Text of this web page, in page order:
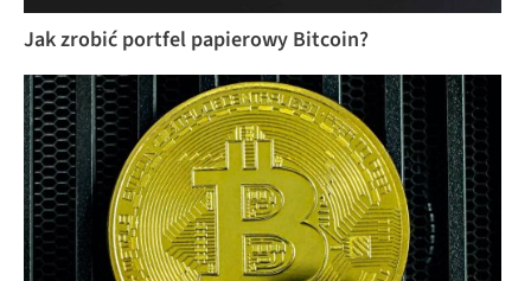
Jak zrobić portfel papierowy Bitcoin?